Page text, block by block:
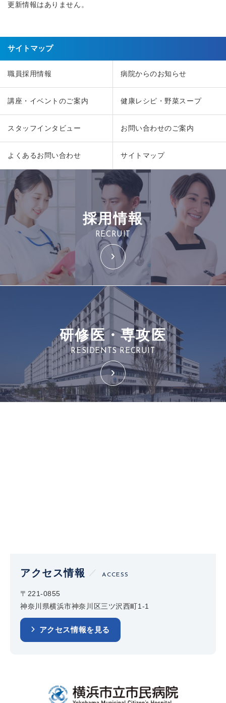
更新情報はありません。
サイトマップ
職員採用情報 病院からのお知らせ
講座・イベントのご案内 健康レシピ・野菜スープ
スタッフインタビュー お問い合わせのご案内
よくあるお問い合わせ サイトマップ
採用情報
RECRUIT
研修医・専攻医
RESIDENTS RECRUIT
アクセス情報 ACCESS
〒221-0855
神奈川県横浜市神奈川区三ツ沢西町1-1
アクセス情報を見る